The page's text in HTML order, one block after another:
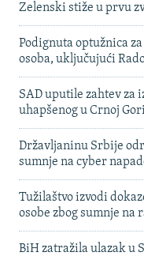
Zelenski stiže u prvu
Podignuta optužnica
osoba, uključujući
SAD uputile zahtev za
uhapšenog u Crnoj Gori
Državljaninu Srbije
sumnje na cyber
Tužilaštvo izvodi
osobe zbog sumnje na
BiH zatražila ulazak u